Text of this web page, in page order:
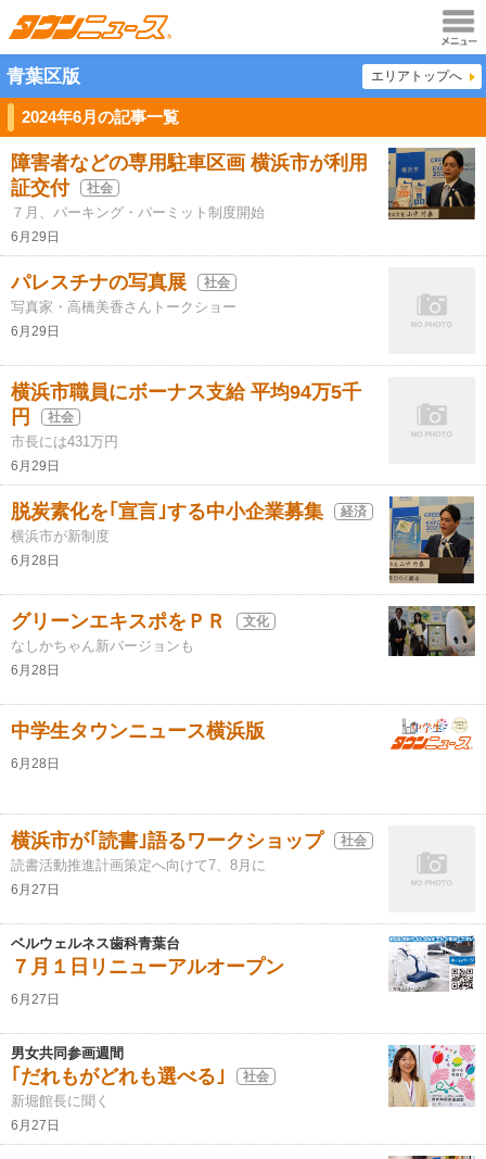
メニュ
ー
青葉区版 エリアトップへ
2024年6月の記事一覧
障害者などの専用駐車区画 横浜市が利用
証交付
社会
７月、パーキング・パーミット制度開始
6月29日
パレスチナの写真展 社会
写真家・高橋美香さんトークショー
6月29日
横浜市職員にボーナス支給 平均94万5千
円
社会
市長には431万円
6月29日
脱炭素化を｢宣言｣する中小企業募集 経済
横浜市が新制度
6月28日
グリーンエキスポをＰＲ 文化
なしかちゃん新バージョンも
6月28日
中学生タウンニュース横浜版
6月28日
横浜市が｢読書｣語るワークショップ 社会
読書活動推進計画策定へ向けて7、8月に
6月27日
ベルウェルネス歯科青葉台
７月１日リニューアルオープン
6月27日
男女共同参画週間
｢だれもがどれも選べる｣ 社会
新堀館長に聞く
6月27日